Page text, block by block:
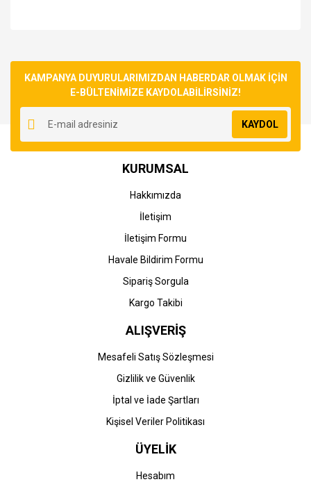
Yorum Yaz
kullanarak tarafımıza iletebilirsiniz.
Görüş ve önerileriniz için teşekkür ederiz.
Ürün resmi kalitesiz, bozuk veya görüntülenemiyor.
Ürün açıklamasında eksik bilgiler bulunuyor.
Ürün bilgilerinde hatalar bulunuyor.
Ürün fiyatı diğer sitelerden daha pahalı.
Gönder
KAMPANYA DUYURULARIMIZDAN HABERDAR OLMAK İÇİN
E-BÜLTENİMİZE KAYDOLABİLİRSİNİZ!
KAYDOL
KURUMSAL
Hakkımızda
İletişim
İletişim Formu
Havale Bildirim Formu
Sipariş Sorgula
Kargo Takibi
ALIŞVERİŞ
Mesafeli Satış Sözleşmesi
Gizlilik ve Güvenlik
İptal ve İade Şartları
Kişisel Veriler Politikası
ÜYELİK
Hesabım